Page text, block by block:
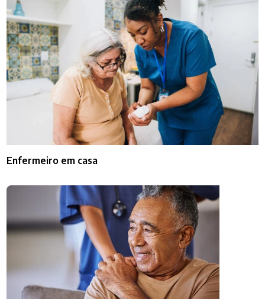
Enfermeiro em casa